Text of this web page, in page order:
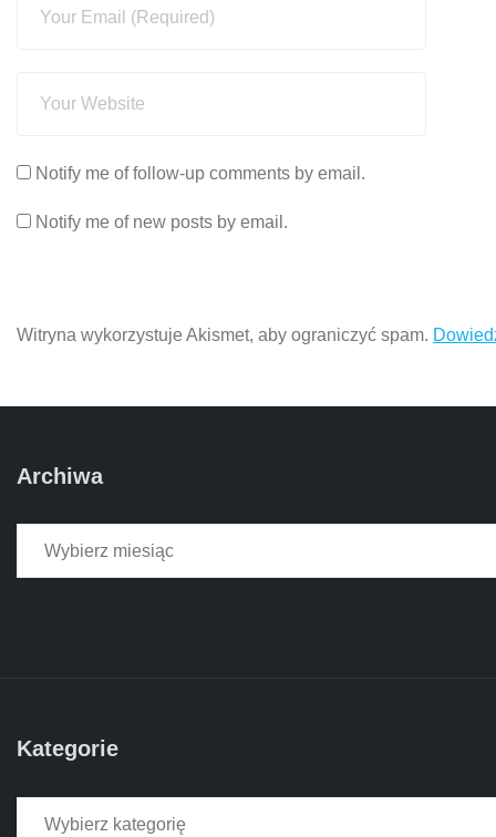
Notify me of follow-up comments by email.
Notify me of new posts by email.
Witryna wykorzystuje Akismet, aby ograniczyć spam.
Archiwa
Kategorie
Kategorie